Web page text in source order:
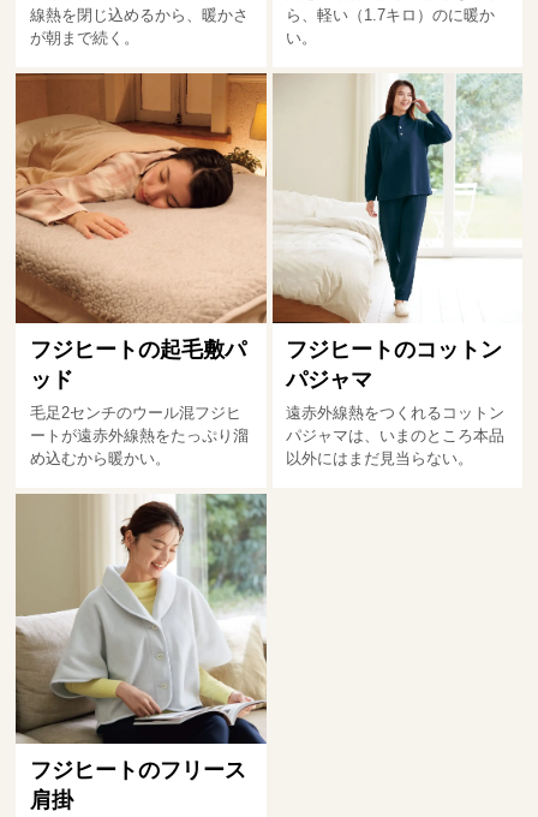
線熱を閉じ込めるから、暖かさ
が朝まで続く。
ら、軽い（1.7キロ）のに暖か
い。
フジヒートの起毛敷パ
ッド
毛足2センチのウール混フジヒ
ートが遠赤外線熱をたっぷり溜
め込むから暖かい。
フジヒートのコットン
パジャマ
遠赤外線熱をつくれるコットン
パジャマは、いまのところ本品
以外にはまだ見当らない。
フジヒートのフリース
肩掛